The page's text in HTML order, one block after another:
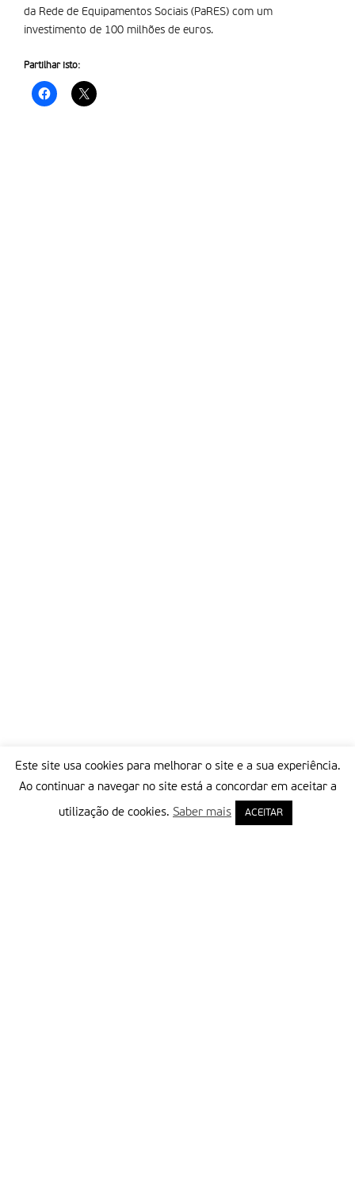
da Rede de Equipamentos Sociais (PaRES) com um
investimento de 100 milhões de euros.
Partilhar isto:
Este site usa cookies para melhorar o site e a sua experiência.
Ao continuar a navegar no site está a concordar em aceitar a
utilização de cookies. Saber mais ACEITAR